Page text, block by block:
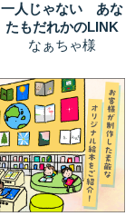
一人じゃない あな
たもだれかのLINK
なぁちゃ様